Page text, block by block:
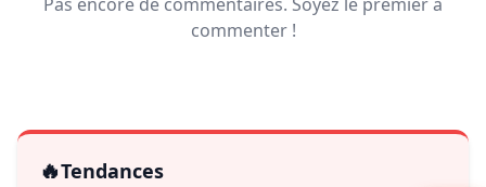
commenter !
🔥Tendances